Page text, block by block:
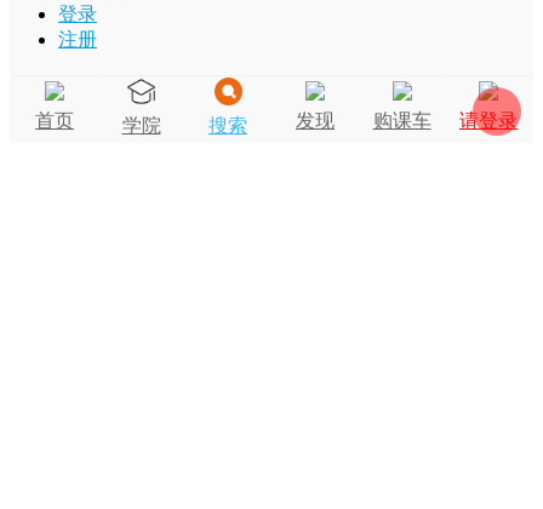
登录
注册
首页 学院 搜索 发现 购课车 请登录